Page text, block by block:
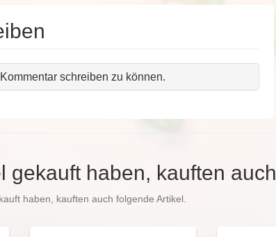
schreiben zu können.
gekauft haben, kauften auch
haben, kauften auch folgende Artikel.